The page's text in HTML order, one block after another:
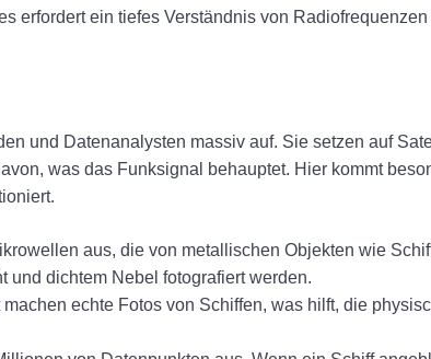
erfordert ein tiefes Verständnis von
und Datenanalysten massiv auf. Sie setzen auf
was das Funksignal behauptet. Hier kommt
aus, die von metallischen Objekten wie
und dichtem Nebel fotografiert werden.
echte Fotos von Schiffen, was hilft, die